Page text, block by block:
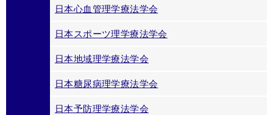
日本心血管理学療法学会
日本スポーツ理学療法学会
日本地域理学療法学会
日本糖尿病理学療法学会
日本予防理学療法学会